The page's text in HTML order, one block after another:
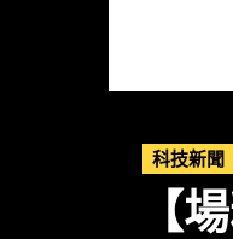
科技新聞
【